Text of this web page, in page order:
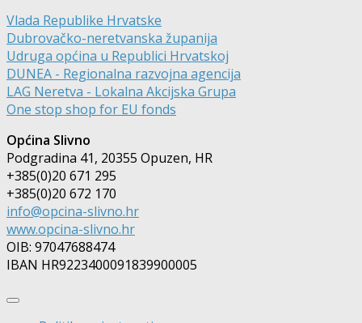
Vlada Republike Hrvatske
Dubrovačko-neretvanska županija
Udruga općina u Republici Hrvatskoj
DUNEA - Regionalna razvojna agencija
LAG Neretva - Lokalna Akcijska Grupa
One stop shop for EU fonds
Općina Slivno
Podgradina 41, 20355 Opuzen, HR
+385(0)20 671 295
+385(0)20 672 170
info@opcina-slivno.hr
www.opcina-slivno.hr
OIB: 97047688474
IBAN HR9223400091839900005